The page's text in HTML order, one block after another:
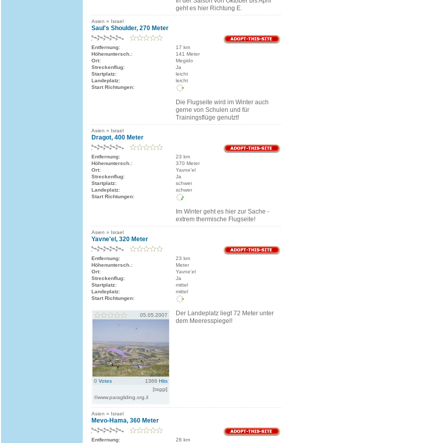
geht es hier Richtung E.
Asien » Israel
Saul's Shoulder, 270 Meter
Entfernung:
17 km
Höhenuntersch.:
141 Meter
Ort:
Megido
Streckenflug:
Ja
Startplatz:
leicht
Landeplatz:
leicht
Start Richtungen:
Die Flugseite wird im Winter auch
gerne von Schulen und für
Trainingsflüge genutzt!
Asien » Israel
Dragot, 400 Meter
Entfernung:
23 km
Höhenuntersch.:
370 Meter
Ort:
Yavne'el
Streckenflug:
Ja
Startplatz:
schwer
Landeplatz:
schwer
Start Richtungen:
Im Winter geht es hier zur Sache -
extrem thermische Flugseite!
Asien » Israel
Yavne'el, 320 Meter
Entfernung:
23 km
Höhenuntersch.:
Meter
Ort:
Yavne'el
Streckenflug:
Ja
Startplatz:
mittel
Landeplatz:
mittel
Start Richtungen:
05.05.2007
0 Votes 1366 Hits
[taggi]
©www.paragliding.org.il
Der Landeplatz liegt 72 Meter unter
dem Meeresspiegel!
Asien » Israel
Mevo-Hama, 360 Meter
Entfernung: 28 km